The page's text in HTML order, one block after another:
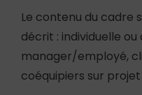
Le contenu du cadre
décrit : individuelle
manager/employé,
coéquipiers sur